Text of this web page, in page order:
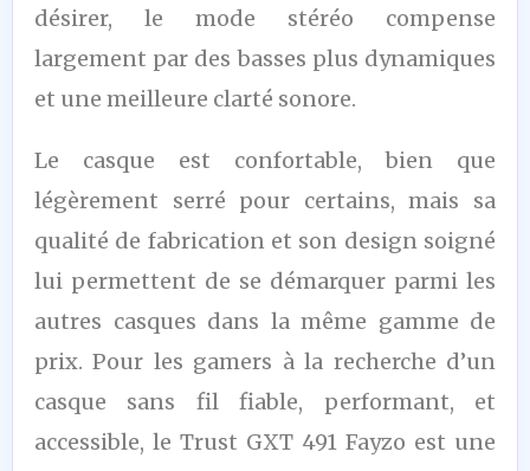
désirer, le mode stéréo compense
largement par des basses plus dynamiques
et une meilleure clarté sonore.
Le casque est confortable, bien que
légèrement serré pour certains, mais sa
qualité de fabrication et son design soigné
lui permettent de se démarquer parmi les
autres casques dans la même gamme de
prix. Pour les gamers à la recherche d’un
casque sans fil fiable, performant, et
accessible, le Trust GXT 491 Fayzo est une